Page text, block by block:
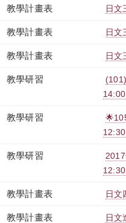
教學計畫表 日文
教學計畫表 日文
教學計畫表 日文
教學研習
教學研習
教學研習
教學計畫表 日文
教學計畫表 日文